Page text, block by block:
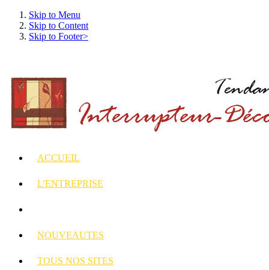
Skip to Menu
Skip to Content
Skip to Footer>
ACCUEIL
L'ENTREPRISE
NOUVEAUTES
TOUS NOS SITES